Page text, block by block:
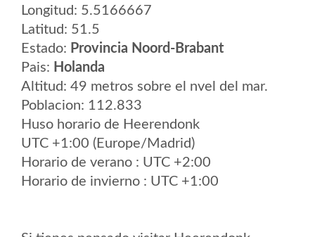
Longitud: 5.5166667
Latitud: 51.5
Estado: Provincia Noord-Brabant
Pais: Holanda
Altitud: 49 metros sobre el nvel del mar.
Poblacion: 112.833
Huso horario de Heerendonk
UTC +1:00 (Europe/Madrid)
Horario de verano : UTC +2:00
Horario de invierno : UTC +1:00